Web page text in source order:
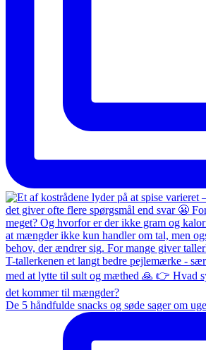
De 5 håndfulde snacks og søde sager om